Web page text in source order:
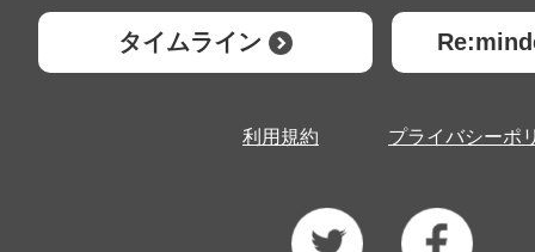
タイムライン
利用規約 プライバシーポ